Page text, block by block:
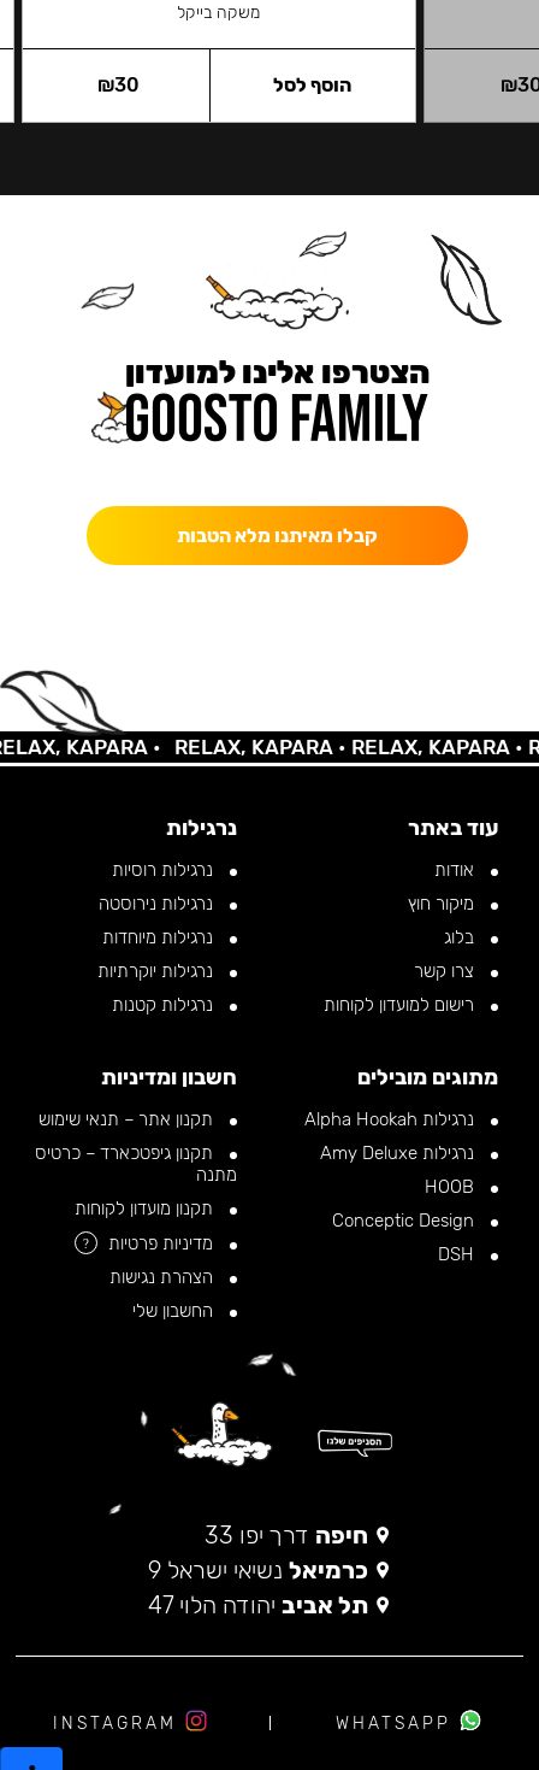
₪
משקה בייקל
₪30 הוסף לסל
הצטרפו אלינו למועדון
קבלו מאיתנו מלא הטבות
KAPARA • RELAX, KAPARA •RELAX, KAPARA •
עוד באתר
אודות
מיקור חוץ
בלוג
צרו קשר
רישום למועדון לקוחות
נרגילות
נרגילות רוסיות
נרגילות נירוסטה
נרגילות מיוחדות
נרגילות יוקרתיות
נרגילות קטנות
מתוגים מובילים
נרגילות Alpha Hookah
נרגילות Amy Deluxe
חשבון ומדיניות
תקנון אתר – תנאי שימוש
תקנון גיפטכארד – כרטיס
מתנה
תקנון מועדון לקוחות
מדיניות פרטיות
?
הצהרת נגישות
החשבון שלי
חיפה דרך יפו 33
כרמיאל נשיאי ישראל 9
תל אביב יהודה הלוי 47
WHATSAPP
INSTAGRAM